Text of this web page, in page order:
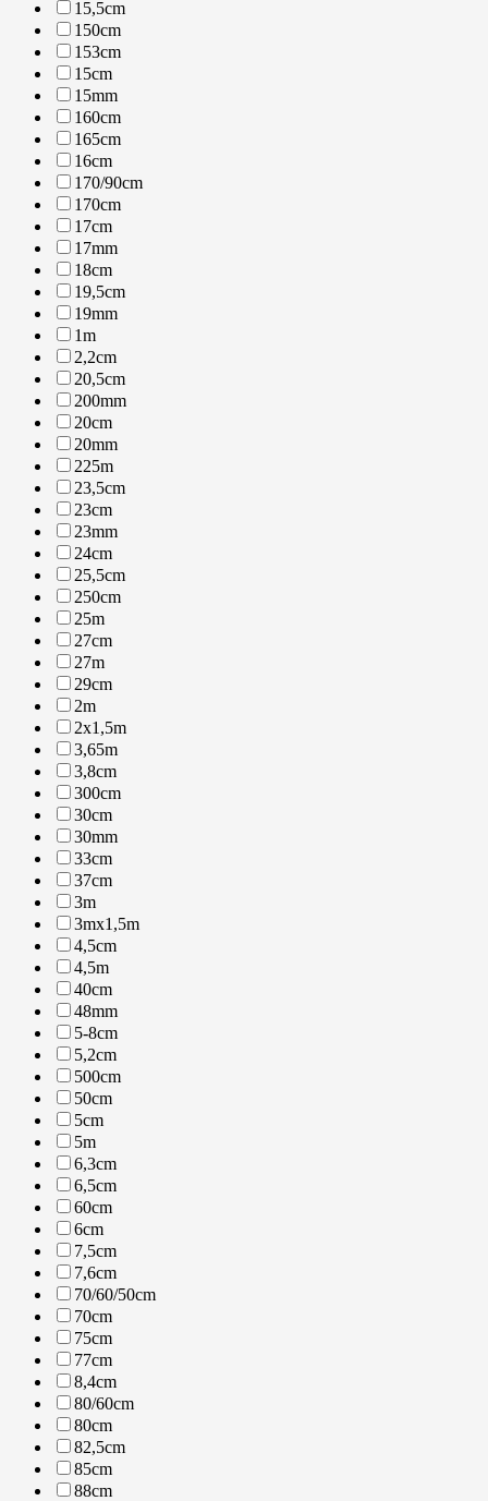
15,5cm
150cm
153cm
15cm
15mm
160cm
165cm
16cm
170/90cm
170cm
17cm
17mm
18cm
19,5cm
19mm
1m
2,2cm
20,5cm
200mm
20cm
20mm
225m
23,5cm
23cm
23mm
24cm
25,5cm
250cm
25m
27cm
27m
29cm
2m
2x1,5m
3,65m
3,8cm
300cm
30cm
30mm
33cm
37cm
3m
3mx1,5m
4,5cm
4,5m
40cm
48mm
5-8cm
5,2cm
500cm
50cm
5cm
5m
6,3cm
6,5cm
60cm
6cm
7,5cm
7,6cm
70/60/50cm
70cm
75cm
77cm
8,4cm
80/60cm
80cm
82,5cm
85cm
88cm